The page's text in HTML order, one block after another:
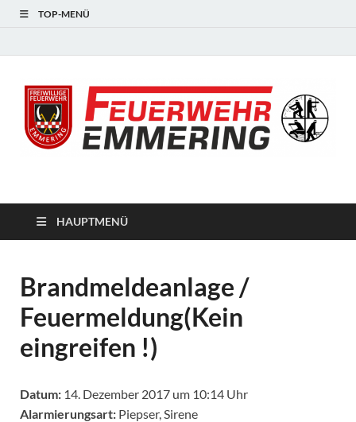
TOP-MENÜ
HAUPTMENÜ
Brandmeldeanlage /
Feuermeldung(Kein
eingreifen !)
Datum: 14. Dezember 2017 um 10:14 Uhr
Alarmierungsart: Piepser, Sirene